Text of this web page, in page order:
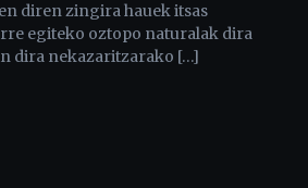
diren zingira hauek itsas
egiteko oztopo naturalak dira
dira nekazaritzarako […]